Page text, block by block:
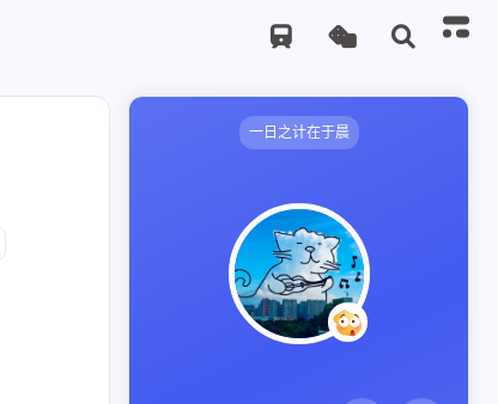
一日之计在于晨